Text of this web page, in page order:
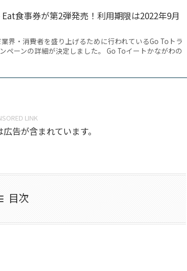
Eat食事券が第2弾発売！利用期限は2022年9月
界・消費者を盛り上げるために行われているGo Toトラ
ペーンの詳細が決定しました。 Go Toイートかながわの
LINK
告が含まれています。
目次